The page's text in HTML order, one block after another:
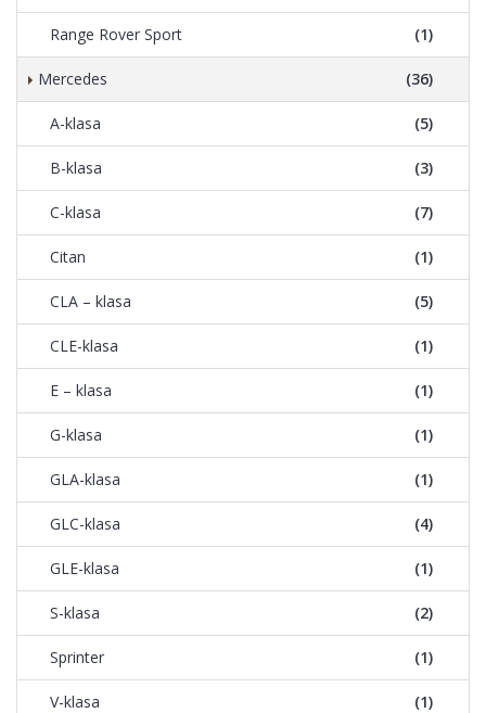
Range Rover Sport (1)
Mercedes (36)
A-klasa (5)
B-klasa (3)
C-klasa (7)
Citan (1)
CLA – klasa (5)
CLE-klasa (1)
E – klasa (1)
G-klasa (1)
GLA-klasa (1)
GLC-klasa (4)
GLE-klasa (1)
S-klasa (2)
Sprinter (1)
V-klasa (1)